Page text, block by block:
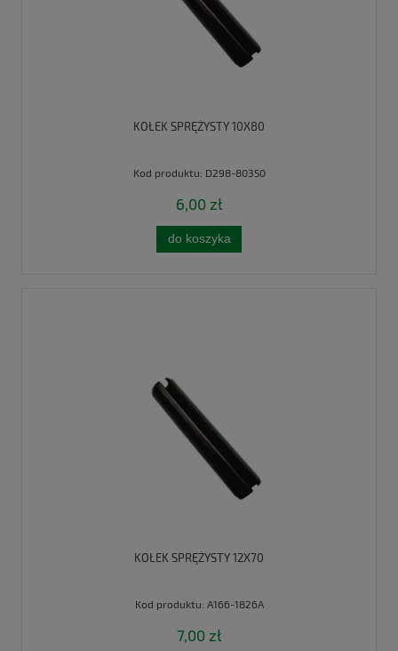
KOŁEK SPRĘŻYSTY 10X80
Kod produktu: D298-80350
6,00 zł
do koszyka
KOŁEK SPRĘŻYSTY 12X70
Kod produktu: A166-1826A
7,00 zł